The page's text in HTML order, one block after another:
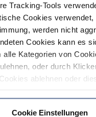
Tracking-Tools
Cookies
werden nicht
Cookies kann es
Kategorien von
oder durch
ablehnen oder
Cookie Einstellungen